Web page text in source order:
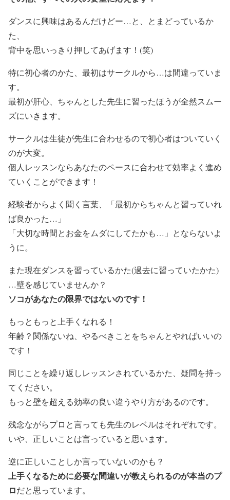
ダンスに興味はあるんだけどー…と、とまどっているか
た、
背中を思いっきり押してあげます！(笑)
特に初心者のかた、最初はサークルから…は間違っていま
す。
最初が肝心、ちゃんとした先生に習ったほうが全然スムー
ズにいきます。
サークルは生徒が先生に合わせるので初心者はついていく
のが大変。
個人レッスンならあなたのペースに合わせて効率よく進め
ていくことができます！
経験者からよく聞く言葉、「最初からちゃんと習っていれ
ば良かった…」
「大切な時間とお金をムダにしてたかも…」とならないよ
うに。
また現在ダンスを習っているかた(過去に習っていたかた)
…壁を感じていませんか？
ソコがあなたの限界ではないのです！
もっともっと上手くなれる！
年齢？関係ないね、やるべきことをちゃんとやればいいの
です！
同じことを繰り返しレッスンされているかた、疑問を持っ
てください。
もっと壁を超える効率の良い違うやり方があるのです。
残念ながらプロと言っても先生のレベルはそれぞれです。
いや、正しいことは言っていると思います。
逆に正しいことしか言っていないのかも？
上手くなるために必要な間違いが教えられるのが本当のプ
ロだと思っています。